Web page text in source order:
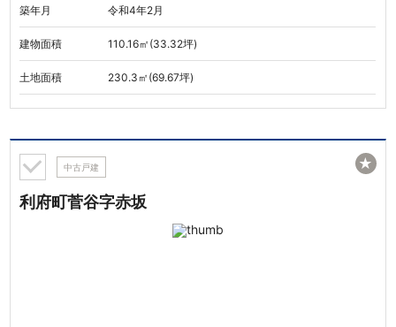
築年月 令和4年2月
建物面積 110.16㎡(33.32坪)
土地面積 230.3㎡(69.67坪)
中古戸建
利府町菅谷字赤坂
★